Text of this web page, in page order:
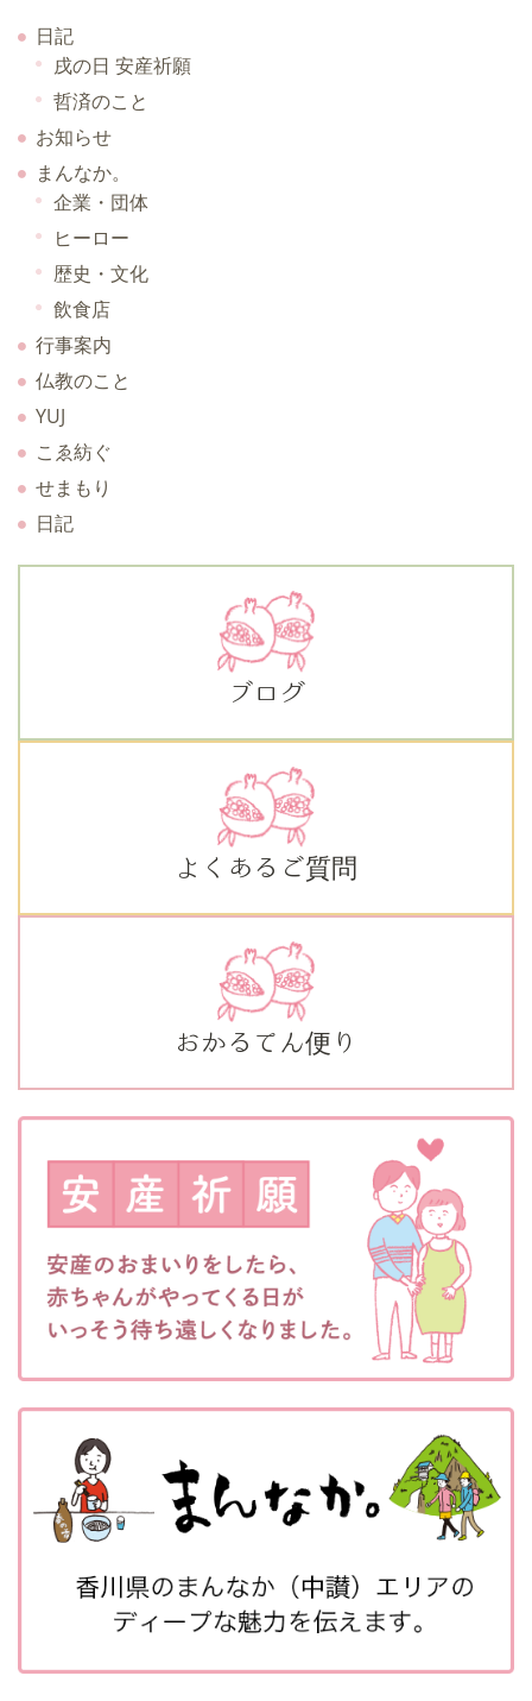
日記
戌の日 安産祈願
哲済のこと
お知らせ
まんなか。
企業・団体
ヒーロー
歴史・文化
飲食店
行事案内
仏教のこと
YUJ
こゑ紡ぐ
せまもり
日記
ブログ
よくあるご質問
おかるてん便り